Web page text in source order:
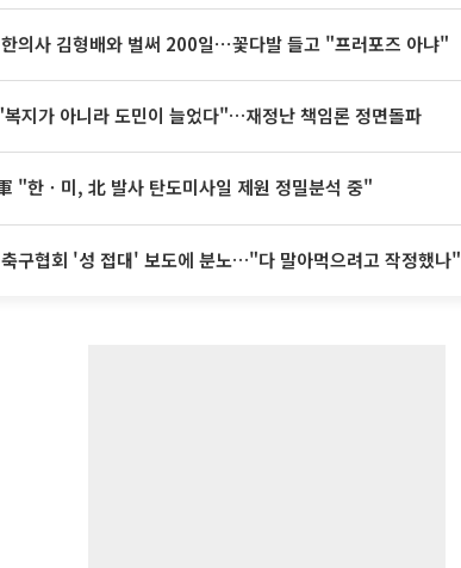
의사 김형배와 벌써 200일⋯꽃다발 들고 "프러포즈 아냐"
지가 아니라 도민이 늘었다"…재정난 책임론 정면돌파
"한ㆍ미, 北 발사 탄도미사일 제원 정밀분석 중"
구협회 '성 접대' 보도에 분노…"다 말아먹으려고 작정했나"